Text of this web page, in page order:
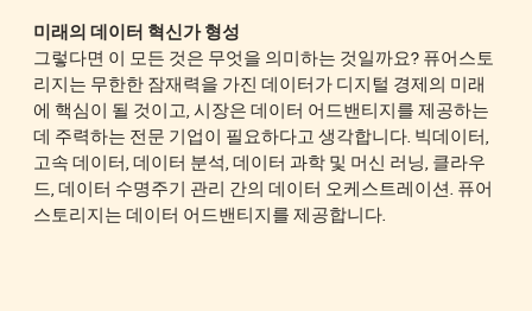
미래의 데이터 혁신가 형성
그렇다면 이 모든 것은 무엇을 의미하는 것일까요? 퓨어스토
리지는 무한한 잠재력을 가진 데이터가 디지털 경제의 미래
에 핵심이 될 것이고, 시장은 데이터 어드밴티지를 제공하는
데 주력하는 전문 기업이 필요하다고 생각합니다. 빅데이터,
고속 데이터, 데이터 분석, 데이터 과학 및 머신 러닝, 클라우
드, 데이터 수명주기 관리 간의 데이터 오케스트레이션. 퓨어
스토리지는 데이터 어드밴티지를 제공합니다.